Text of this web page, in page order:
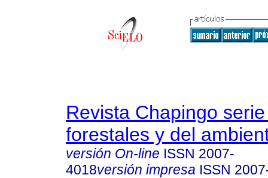
Revista Chapingo
forestales y del
versión On-line ISSN 2007-
4018versión impresa ISSN